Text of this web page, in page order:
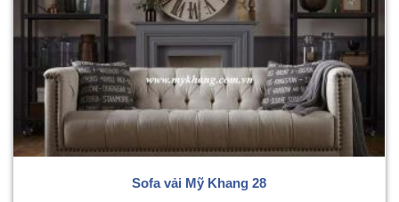
Sofa vải Mỹ Khang 28